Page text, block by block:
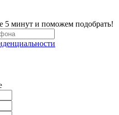
5 минут и поможем подобрать!